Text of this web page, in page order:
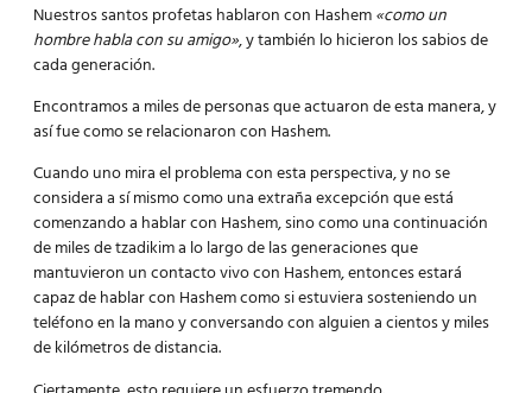
Nuestros santos profetas hablaron con Hashem«como un
hombre habla con su amigo», y también lo hicieron los sabios de
cada generación.
Encontramos a miles de personas que actuaron de esta manera, y
así fue como se relacionaron con Hashem.
Cuando uno mira el problema con esta perspectiva, y no se
considera a sí mismo como una extraña excepción que está
comenzando a hablar con Hashem, sino como una continuación
de miles de tzadikim a lo largo de las generaciones que
mantuvieron un contacto vivo con Hashem, entonces estará
capaz de hablar con Hashem como si estuviera sosteniendo un
teléfono en la mano y conversando con alguien a cientos y miles
de kilómetros de distancia.